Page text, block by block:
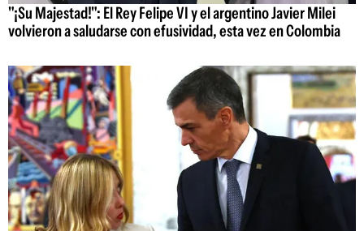
"¡Su Majestad!": El Rey Felipe VI y el argentino Javier Milei
volvieron a saludarse con efusividad, esta vez en Colombia